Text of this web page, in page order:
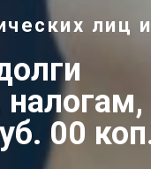
лиц
00